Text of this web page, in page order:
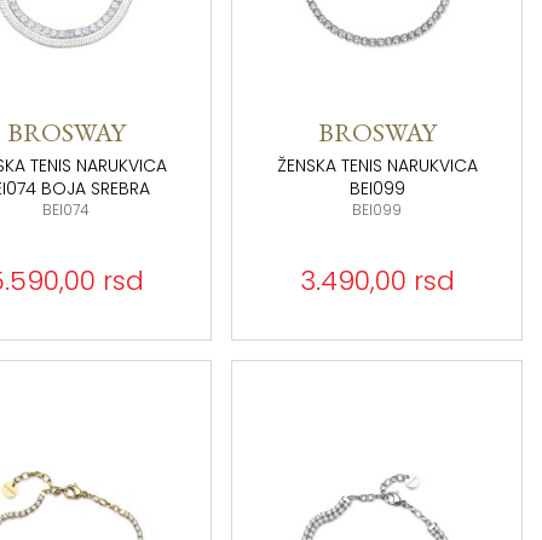
BROSWAY
TENIS NARUKVICA
BOJA SREBRA
BEI074
rsd
BROSWAY
ŽENSKA TENIS NARUKVICA
BEI099
BEI099
3.490,00 rsd